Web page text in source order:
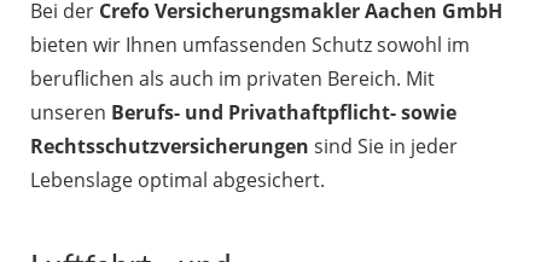
Bei der Crefo Versicherungsmakler Aachen GmbH
bieten wir Ihnen umfassenden Schutz sowohl im
beruflichen als auch im privaten Bereich. Mit
unseren Berufs- und Privathaftpflicht- sowie
Rechtsschutzversicherungen sind Sie in jeder
Lebenslage optimal abgesichert.